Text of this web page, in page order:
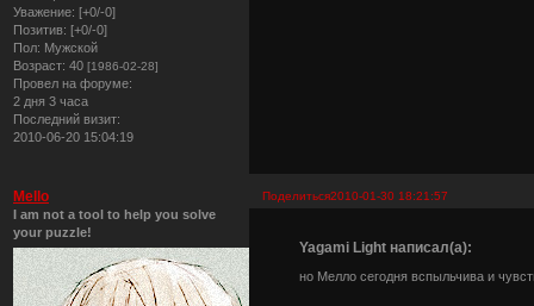
Уважение: [+0/-0]
Позитив: [+0/-0]
Пол: Мужской
Возраст: 40 [1986-02-28]
Провел на форуме:
2 дня 3 часа
Последний визит:
2010-06-20 15:04:19
Поделиться2010-01-30 18:21:57
Mello
I am not a tool to help you solve
your puzzle!
Yagami Light написал(а):
но Мелло сегодня вспыльчива и